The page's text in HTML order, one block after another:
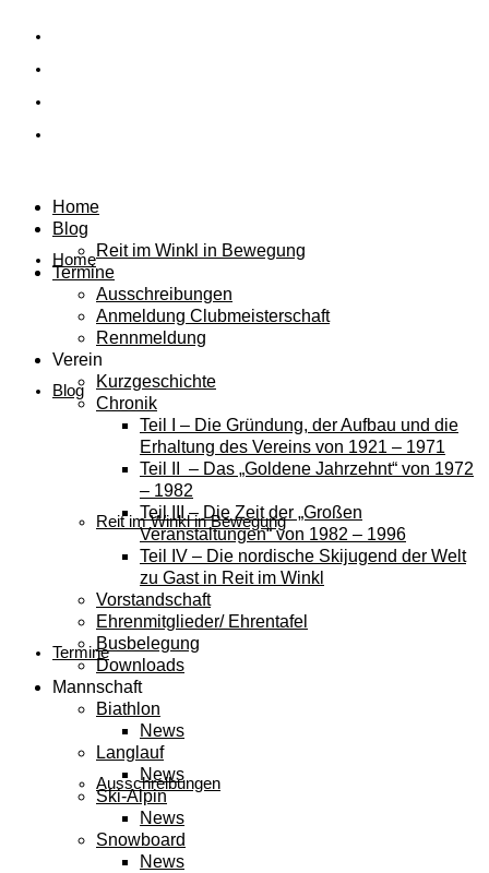
Home
Blog
Reit im Winkl in Bewegung
Termine
Ausschreibungen
Home
Blog
Reit im Winkl in Bewegung
Termine
Ausschreibungen
Anmeldung Clubmeisterschaft
Rennmeldung
Verein
Kurzgeschichte
Chronik
Teil I – Die Gründung, der Aufbau und die
Erhaltung des Vereins von 1921 – 1971
Teil II – Das „Goldene Jahrzehnt“ von 1972
– 1982
Teil III – Die Zeit der „Großen
Veranstaltungen“ von 1982 – 1996
Teil IV – Die nordische Skijugend der Welt
zu Gast in Reit im Winkl
Vorstandschaft
Ehrenmitglieder/ Ehrentafel
Busbelegung
Downloads
Mannschaft
Biathlon
News
Langlauf
News
Ski-Alpin
News
Snowboard
News